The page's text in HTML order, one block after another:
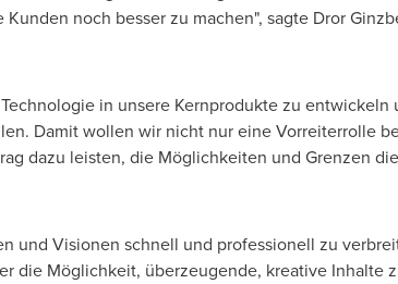
noch besser zu machen", sagte Dror
in unsere Kernprodukte zu entwickeln
Damit wollen wir nicht nur eine Vorreiterrolle
dazu leisten, die Möglichkeiten und Grenzen
und Visionen schnell und professionell zu
die Möglichkeit, überzeugende, kreative Inhalte